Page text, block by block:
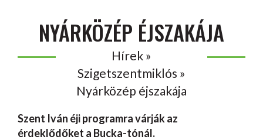
NYÁRKÖZÉP ÉJSZAKÁJA
Hírek »
Szigetszentmiklós »
Nyárközép éjszakája
Szent Iván éji programra várják az
érdeklődőket a Bucka-tónál.